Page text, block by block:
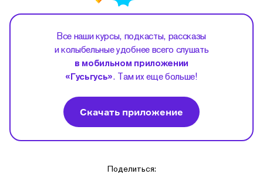
Все наши курсы, подкасты, рассказы
и колыбельные удобнее всего слушать
в мобильном приложении
«Гусьгусь». Там их еще больше!
Скачать приложение
Поделиться: